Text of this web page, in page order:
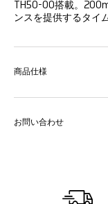
TH50-00搭載。
ンスを提供するタイ
商品仕様
お問い合わせ